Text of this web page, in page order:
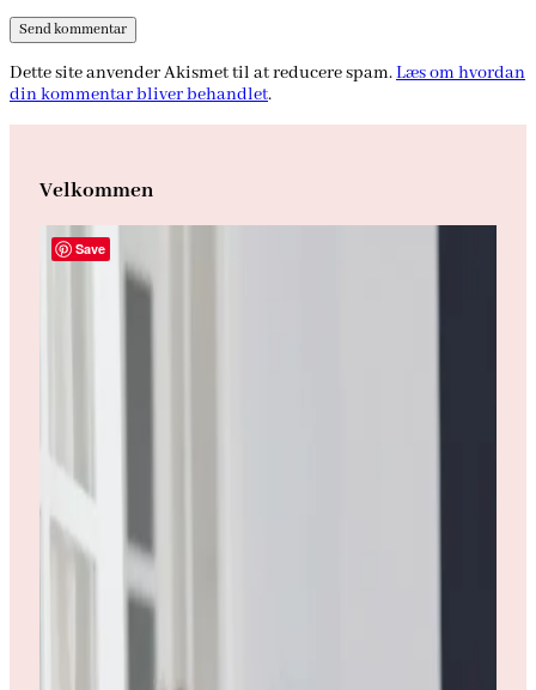
Dette site anvender Akismet til at reducere spam.Læs om hvordan
din kommentar bliver behandlet.
Velkommen
Save